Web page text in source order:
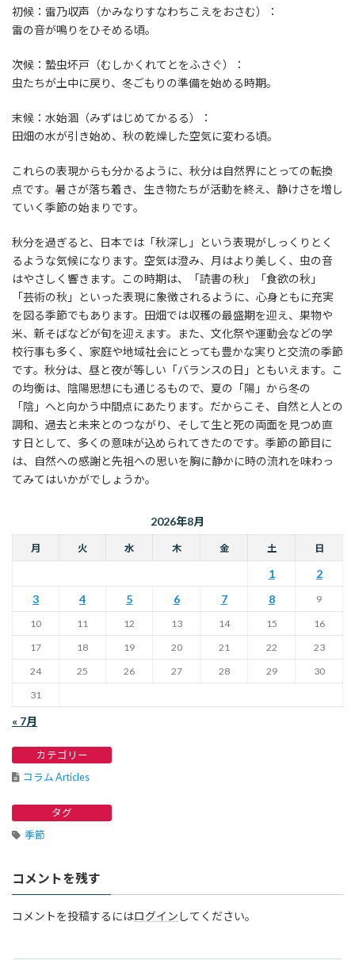
初候：雷乃収声（かみなりすなわちこえをおさむ）：
雷の音が鳴りをひそめる頃。
次候：蟄虫坏戸（むしかくれてとをふさぐ）：
虫たちが土中に戻り、冬ごもりの準備を始める時期。
末候：水始涸（みずはじめてかるる）：
田畑の水が引き始め、秋の乾燥した空気に変わる頃。
これらの表現からも分かるように、秋分は自然界にとっての転換
点です。暑さが落ち着き、生き物たちが活動を終え、静けさを増し
ていく季節の始まりです。
秋分を過ぎると、日本では「秋深し」という表現がしっくりとく
るような気候になります。空気は澄み、月はより美しく、虫の音
はやさしく響きます。この時期は、「読書の秋」「食欲の秋」
「芸術の秋」といった表現に象徴されるように、心身ともに充実
を図る季節でもあります。田畑では収穫の最盛期を迎え、果物や
米、新そばなどが旬を迎えます。また、文化祭や運動会などの学
校行事も多く、家庭や地域社会にとっても豊かな実りと交流の季節
です。秋分は、昼と夜が等しい「バランスの日」ともいえます。こ
の均衡は、陰陽思想にも通じるもので、夏の「陽」から冬の
「陰」へと向かう中間点にあたります。だからこそ、自然と人との
調和、過去と未来とのつながり、そして生と死の両面を見つめ直
す日として、多くの意味が込められてきたのです。季節の節目に
は、自然への感謝と先祖への思いを胸に静かに時の流れを味わっ
てみてはいかがでしょうか。
2026年8月
月 火 水 木 金 土 日
1
2
3
4 5 6 7 8 9
10 11 12 13 14 15
16
17
18 19 20 21 22
23
24
25 26 27 28 29
30
31
« 7月
カテゴリー
コラム Articles
タグ
季節
コメントを残す
コメントを投稿するにはログイン してください。